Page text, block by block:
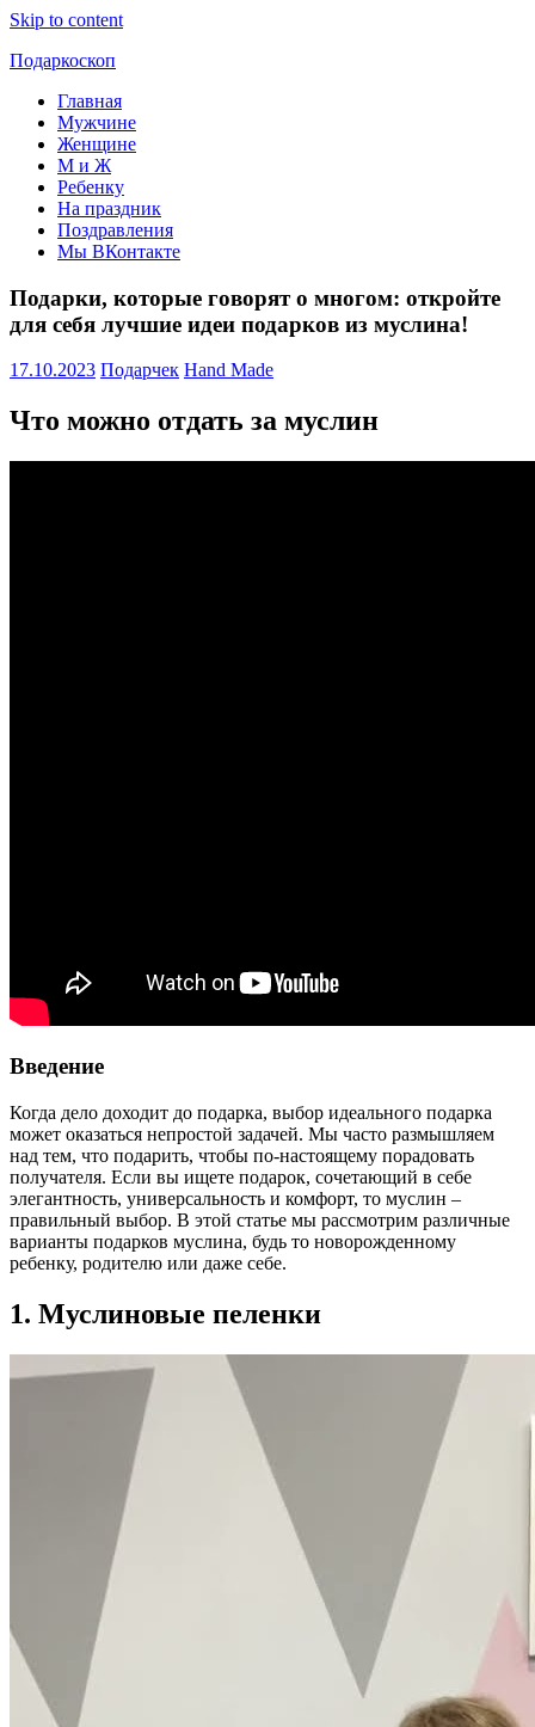
Skip to content
Подаркоскоп
Поможем
выбрать
подарить
Главная
Мужчине
Женщине
М и Ж
Ребенку
На праздник
Поздравления
Мы ВКонтакте
Подарки, которые говорят о многом: откройте
для себя лучшие идеи подарков из муслина!
17.10.2023 Подарчек Hand Made
Что можно отдать за муслин
Введение
Когда дело доходит до подарка, выбор идеального подарка
может оказаться непростой задачей. Мы часто размышляем
над тем, что подарить, чтобы по-настоящему порадовать
получателя. Если вы ищете подарок, сочетающий в себе
элегантность, универсальность и комфорт, то муслин –
правильный выбор. В этой статье мы рассмотрим различные
варианты подарков муслина, будь то новорожденному
ребенку, родителю или даже себе.
1. Муслиновые пеленки